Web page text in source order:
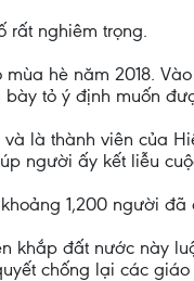
rất nghiêm trọng.
hè năm 2018.
tỏ ý định muốn
là thành viên của
người ấy kết liễu
1,200 người đã
khắp đất nước này
chống lại các